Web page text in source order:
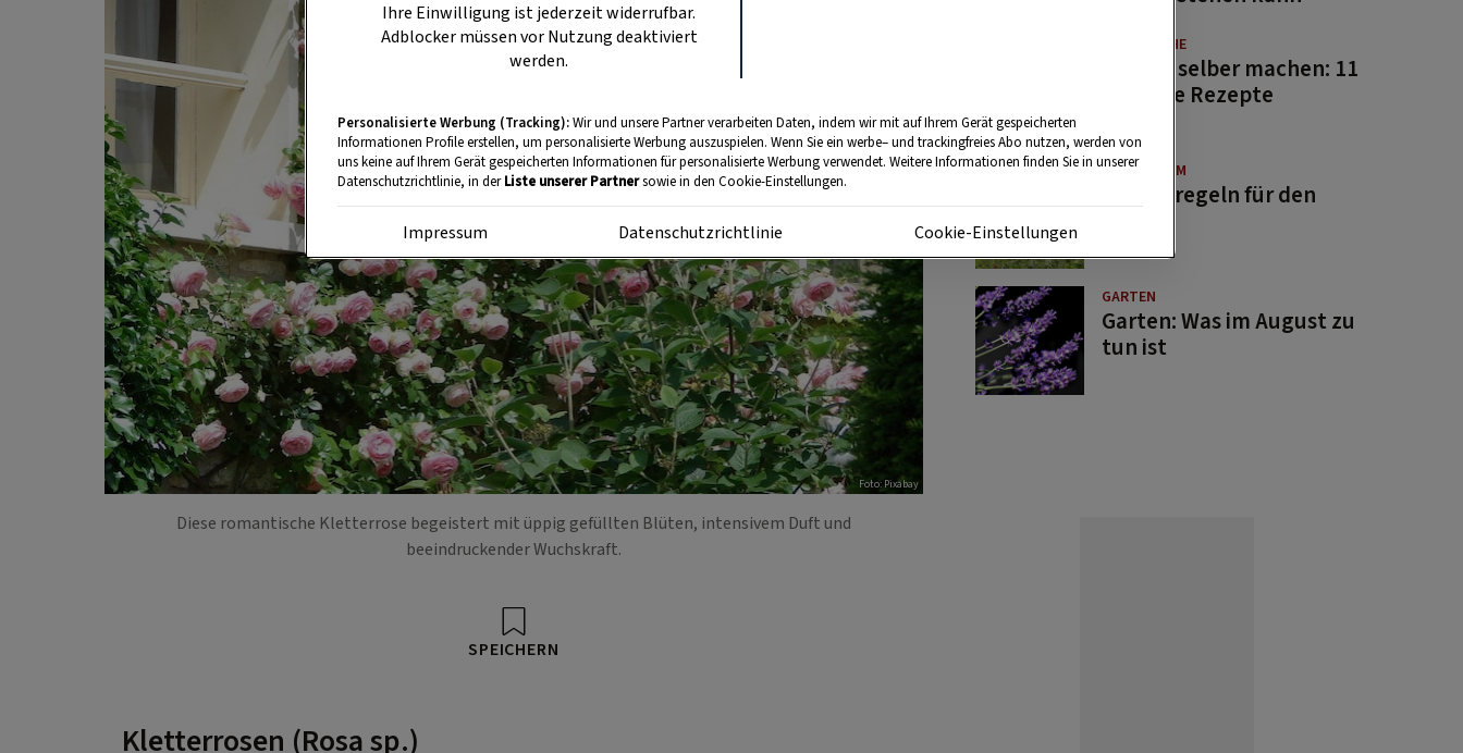
Foto: Pixabay
Diese romantische Kletterrose begeistert mit üppig gefüllten Blüten, intensivem Duft und
beeindruckender Wuchskraft.
SPEICHERN
Kletterrosen (Rosa sp.)
GUTE KÜCHE
Saucen selber machen: 11
beliebte Rezepte
BRAUCHTUM
Bauernregeln für den
GARTEN
Garten: Was im August zu
tun ist
Ihre Einwilligung ist jederzeit widerrufbar.
Adblocker müssen vor Nutzung deaktiviert
werden.
Personalisierte Werbung (Tracking):Wir und unsere Partner verarbeiten Daten, indem wir mit auf Ihrem Gerät gespeicherten
Informationen Profile erstellen, um personalisierte Werbung auszuspielen. Wenn Sie ein werbe– und trackingfreies Abo nutzen, werden von
uns keine auf Ihrem Gerät gespeicherten Informationen für personalisierte Werbung verwendet. Weitere Informationen finden Sie in unserer
Datenschutzrichtlinie, in derListe unserer Partnersowie in den Cookie-Einstellungen.
Impressum Datenschutzrichtlinie Cookie-Einstellungen